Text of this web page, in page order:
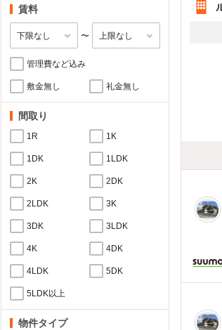
賃料
〜
管理費など込み
敷金無し 礼金無し
間取り
1R 1K
1DK 1LDK
2K 2DK
2LDK 3K
3DK 3LDK
4K 4DK
4LDK 5DK
5LDK以上
物件タイプ